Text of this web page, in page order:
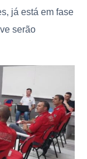
já está em fase
serão